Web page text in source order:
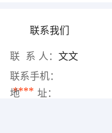
联系我们
联 系 人： 文文
联系手机：
****
地 址：